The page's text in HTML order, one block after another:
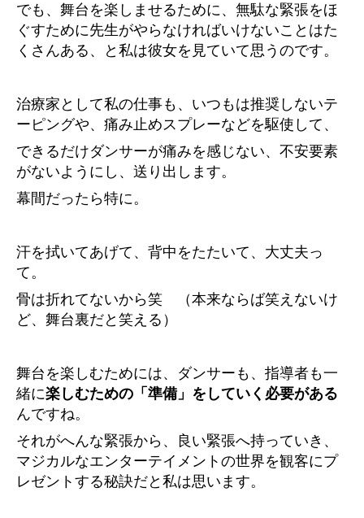
でも、舞台を楽しませるために、無駄な緊張をほ
ぐすために先生がやらなければいけないことはた
くさんある、と私は彼女を見ていて思うのです。
治療家として私の仕事も、いつもは推奨しないテ
ーピングや、痛み止めスプレーなどを駆使して、
できるだけダンサーが痛みを感じない、不安要素
がないようにし、送り出します。
幕間だったら特に。
汗を拭いてあげて、背中をたたいて、大丈夫っ
て。
骨は折れてないから笑 （本来ならば笑えないけ
ど、舞台裏だと笑える）
舞台を楽しむためには、ダンサーも、指導者も一
緒に楽しむための「準備」をしていく必要がある
んですね。
それがへんな緊張から、良い緊張へ持っていき、
マジカルなエンターテイメントの世界を観客にプ
レゼントする秘訣だと私は思います。